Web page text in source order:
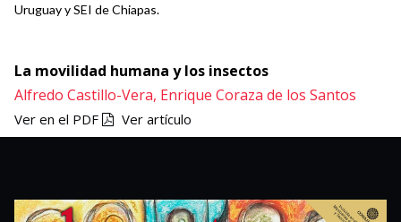
Uruguay y SEI de Chiapas.
La movilidad humana y los insectos
Alfredo Castillo-Vera, Enrique Coraza de los Santos
Ver en el PDF Ver artículo